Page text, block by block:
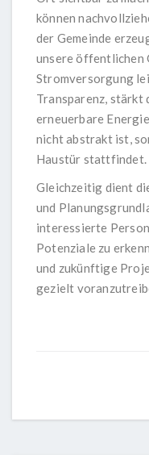
können
der Gemeinde
unsere öffentlichen
Stromversorgung
Transparenz, stärkt
erneuerbare
nicht abstrakt ist,
Haustür stattfindet.
Gleichzeitig dient
und
interessierte
Potenziale zu
und zukünftige
gezielt